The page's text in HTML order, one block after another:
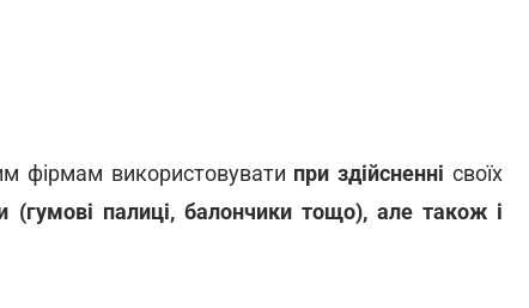
фірмам використовувати при здійсненнісвоїх
(гумові палиці, балончики тощо), але також і